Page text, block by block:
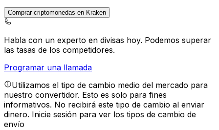
Comprar criptomonedas en Kraken
Habla con un experto en divisas hoy. Podemos superar
las tasas de los competidores.
Programar una llamada
Utilizamos el tipo de cambio medio del mercado para
nuestro convertidor. Esto es solo para fines
informativos. No recibirá este tipo de cambio al enviar
dinero. Inicie sesión para ver los tipos de cambio de
envío